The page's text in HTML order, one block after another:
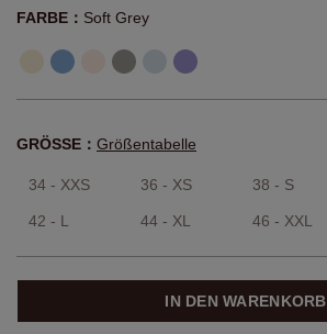
FARBE： Soft Grey
GRÖSSE： Größentabelle
34 - XXS 36 - XS 38 - S
42 - L 44 - XL 46 - XXL
IN DEN WARENKORB